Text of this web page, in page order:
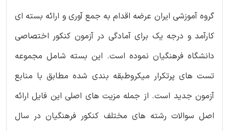
گروه آموزشی ایران عرضه اقدام به جمع آوری و ارائه بسته ای
کارآمد و درجه یک برای آمادگی در آزمون کنکور اختصاصی
دانشگاه فرهنگیان نموده است. این بسته شامل مجموعه
تست های پرتکرار میکروطبقه بندی شده مطابق با منابع
آزمون جدید است. از جمله مزیت های اصلی این فایل ارائه
اصل سوالات رشته های مختلف کنکور فرهنگیان در سال